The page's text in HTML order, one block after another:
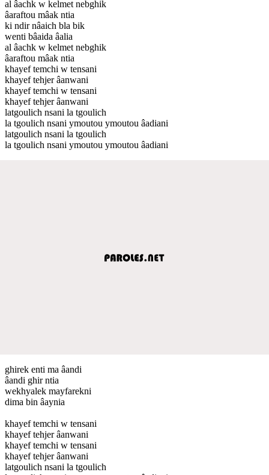
al âachk w kelmet nebghik
âaraftou mâak ntia
ki ndir nâaich bla bik
wenti bâaida âalia
al âachk w kelmet nebghik
âaraftou mâak ntia
khayef temchi w tensani
khayef tehjer âanwani
khayef temchi w tensani
khayef tehjer âanwani
latgoulich nsani la tgoulich
la tgoulich nsani ymoutou ymoutou âadiani
latgoulich nsani la tgoulich
la tgoulich nsani ymoutou ymoutou âadiani
ghirek enti ma âandi
âandi ghir ntia
wekhyalek mayfarekni
dima bin âaynia
khayef temchi w tensani
khayef tehjer âanwani
khayef temchi w tensani
khayef tehjer âanwani
latgoulich nsani la tgoulich